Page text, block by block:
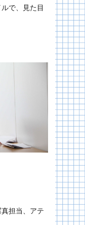
で、見た目
担当、アテ